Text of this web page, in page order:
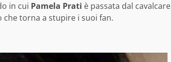
in cui Pamela Prati è passata dal cavalcare
torna a stupire i suoi fan.